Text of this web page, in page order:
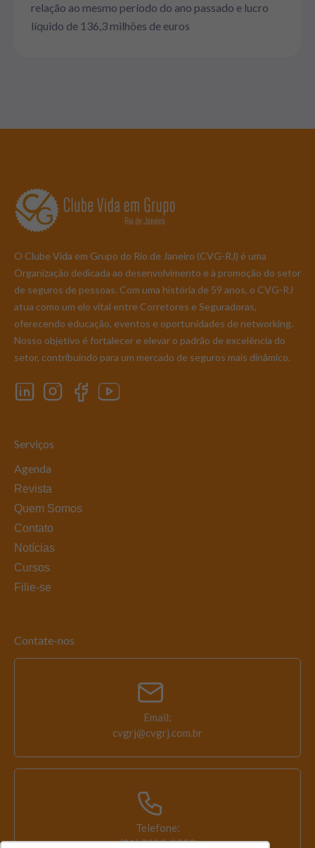
relação ao mesmo período do ano passado e lucro
líquido de 136,3 milhões de euros
O Clube Vida em Grupo do Rio de Janeiro (CVG-RJ) é uma
Organização dedicada ao desenvolvimento e à promoção do setor
de seguros de pessoas. Com uma história de 59 anos, o CVG-RJ
atua como um elo vital entre Corretores e Seguradoras,
oferecendo educação, eventos e oportunidades de networking.
Nosso objetivo é fortalecer e elevar o padrão de excelência do
setor, contribuindo para um mercado de seguros mais dinâmico.
Serviços
Agenda
Revista
Quem Somos
Contato
Notícias
Cursos
Filie-se
Contate-nos
Email:
cvgrj@cvgrj.com.br
Telefone:
(21) 2203-0393